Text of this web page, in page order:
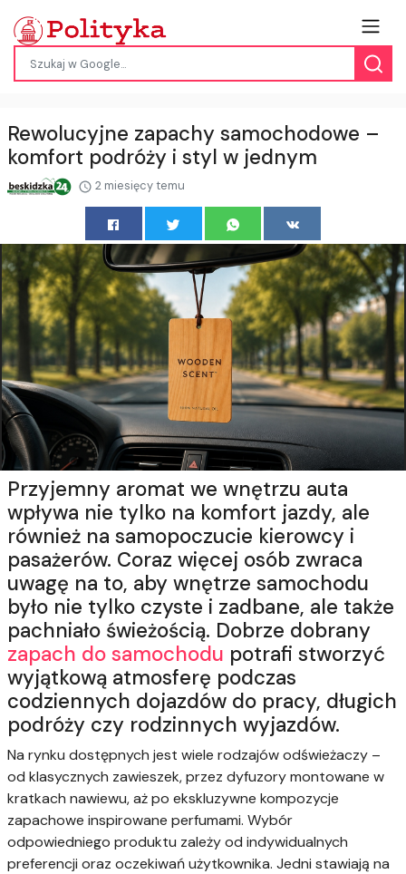
Rewolucyjne zapachy samochodowe –
komfort podróży i styl w jednym
2 miesięcy temu
Przyjemny aromat we wnętrzu auta
wpływa nie tylko na komfort jazdy, ale
również na samopoczucie kierowcy i
pasażerów. Coraz więcej osób zwraca
uwagę na to, aby wnętrze samochodu
było nie tylko czyste i zadbane, ale także
pachniało świeżością. Dobrze dobrany
zapach do samochodu potrafi stworzyć
wyjątkową atmosferę podczas
codziennych dojazdów do pracy, długich
podróży czy rodzinnych wyjazdów.
Na rynku dostępnych jest wiele rodzajów odświeżaczy –
od klasycznych zawieszek, przez dyfuzory montowane w
kratkach nawiewu, aż po ekskluzywne kompozycje
zapachowe inspirowane perfumami. Wybór
odpowiedniego produktu zależy od indywidualnych
preferencji oraz oczekiwań użytkownika. Jedni stawiają na